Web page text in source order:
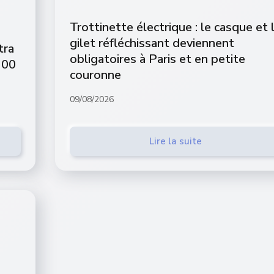
Trottinette électrique : le casque et
gilet réfléchissant deviennent
obligatoires à Paris et en petite
couronne
09/08/2026
Lire la suite